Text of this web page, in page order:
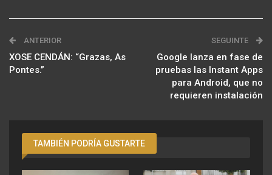
ANTERIOR
XOSE CENDÁN: “Grazas, As
Pontes.”
SEGUINTE
Google lanza en fase de
pruebas las Instant Apps
para Android, que no
requieren instalación
TAMBIÉN PODRÍA GUSTARTE